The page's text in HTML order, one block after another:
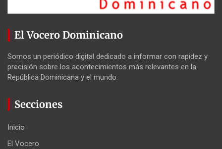
El Vocero Dominicano
Somos un periódico digital dedicado a informar con rapidez y
precisión sobre los acontecimientos más relevantes en la
República Dominicana y el mundo.
Secciones
Inicio
El Vocero